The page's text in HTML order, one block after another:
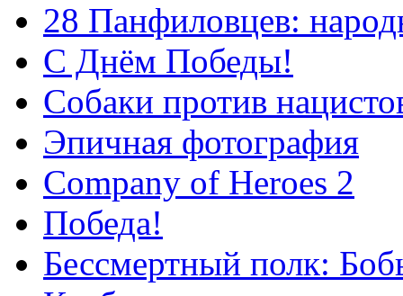
28 Панфиловцев:
С Днём Победы!
Собаки против
Эпичная фотография
Company of Heroes 2
Победа!
Бессмертный полк: